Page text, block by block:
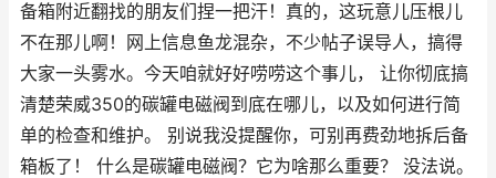
备箱附近翻找的朋友们捏一把汗！真的，这玩意儿压根儿
不在那儿啊！网上信息鱼龙混杂，不少帖子误导人，搞得
大家一头雾水。今天咱就好好唠唠这个事儿， 让你彻底搞
清楚荣威350的碳罐电磁阀到底在哪儿，以及如何进行简
单的检查和维护。 别说我没提醒你，可别再费劲地拆后备
箱板了！ 什么是碳罐电磁阀？它为啥那么重要？ 没法说。